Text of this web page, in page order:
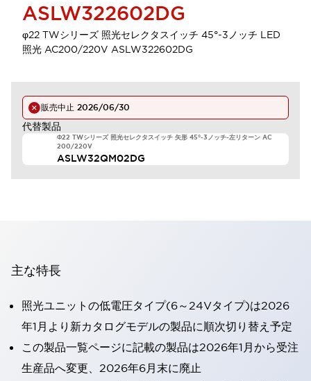
ASLW322602DG
φ22 TWシリーズ 照光セレクタスイッチ 45°-3ノッチ LED
照光 AC200/220V ASLW322602DG
販売中止 2026/06/30
代替製品
Φ22 TWシリーズ 照光セレクタスイッチ 矢形 45°-3ノッチ-左リターン AC
200/220V
ASLW32QM02DG
主な特長
照光ユニットの低電圧タイプ(6～24Vタイプ)は2026
年1月より新カタログモデルの製品に順次切り替え予定
この製品一覧ページに記載の製品は2026年1月から受注
生産品へ変更、2026年6月末に廃止